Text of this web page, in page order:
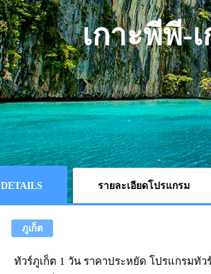
เกาะพีพี-
DETAILS รายละเอียดโปรแกรม
ภูเก็ต
ทัวร์ภูเก็ต 1 วัน ราคาประหยัด โปรแกรมทัว